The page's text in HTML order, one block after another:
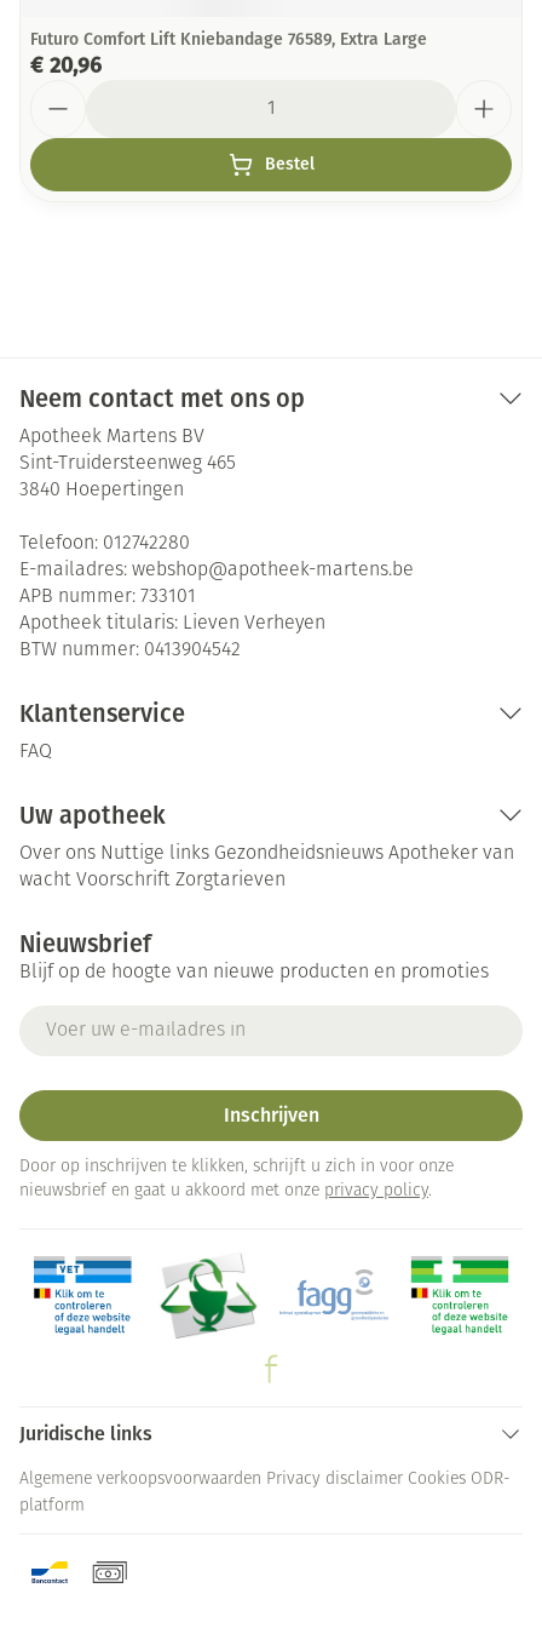
Futuro Comfort Lift Kniebandage 76589, Extra Large
€ 20,96
Bestel
Neem contact met ons op
Apotheek Martens BV
Sint-Truidersteenweg 465
3840 Hoepertingen
Telefoon: 012742280
E-mailadres: webshop@apotheek-martens.be
APB nummer: 733101
Apotheek titularis: Lieven Verheyen
BTW nummer: 0413904542
Klantenservice
FAQ
Uw apotheek
Over ons Nuttige links Gezondheidsnieuws Apotheker van
wacht Voorschrift Zorgtarieven
Nieuwsbrief
Blijf op de hoogte van nieuwe producten en promoties
Inschrijven
Door op inschrijven te klikken, schrijft u zich in voor onze
nieuwsbrief en gaat u akkoord met onze privacy policy.
Juridische links
Algemene verkoopsvoorwaarden Privacy disclaimer Cookies ODR-
platform